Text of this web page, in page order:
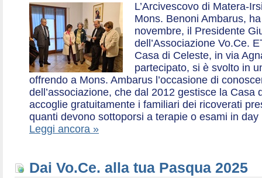
L’Arcivescovo di Matera-
Mons. Benoni Ambarus,
novembre, il Presidente
dell’Associazione Vo.Ce.
Casa di Celeste, in via
partecipato, si è svolto in
offrendo a Mons. Ambarus l’occasione di
dell’associazione, che dal 2012 gestisce la Casa
accoglie gratuitamente i familiari dei ricoverati
quanti devono sottoporsi a terapie o esami in day
Leggi ancora »
Dai Vo.Ce. alla tua Pasqua 2025